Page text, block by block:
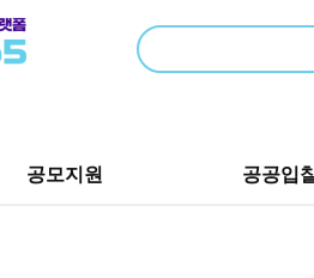
공모지원 공공입